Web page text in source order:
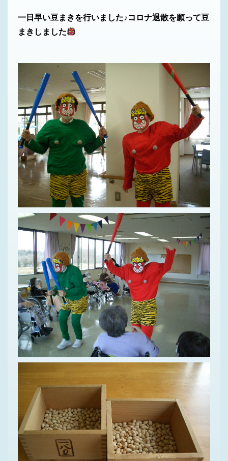
一日早い豆まきを行いました♪コロナ退散を願って豆
まきしました